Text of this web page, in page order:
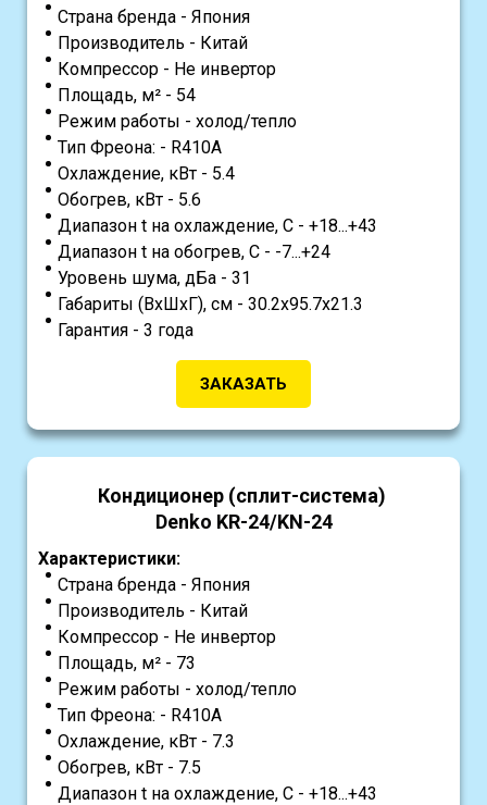
Страна бренда - Япония
Производитель - Китай
Компрессор - Не инвертор
Площадь, м² - 54
Режим работы - холод/тепло
Тип Фреона: - R410A
Охлаждение, кВт - 5.4
Обогрев, кВт - 5.6
Диапазон t на охлаждение, С - +18...+43
Диапазон t на обогрев, С - -7...+24
Уровень шума, дБа - 31
Габариты (ВхШхГ), см - 30.2х95.7х21.3
Гарантия - 3 года
ЗАКАЗАТЬ
Кондиционер (сплит-система)
Denko KR-24/KN-24
Характеристики:
Страна бренда - Япония
Производитель - Китай
Компрессор - Не инвертор
Площадь, м² - 73
Режим работы - холод/тепло
Тип Фреона: - R410A
Охлаждение, кВт - 7.3
Обогрев, кВт - 7.5
Диапазон t на охлаждение, С - +18...+43